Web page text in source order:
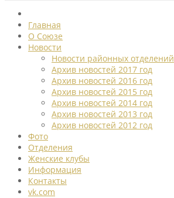
Главная
О Союзе
Новости
Новости районных отделений
Архив новостей 2017 год
Архив новостей 2016 год
Архив новостей 2015 год
Архив новостей 2014 год
Архив новостей 2013 год
Архив новостей 2012 год
Фото
Отделения
Женские клубы
Информация
Контакты
vk.com